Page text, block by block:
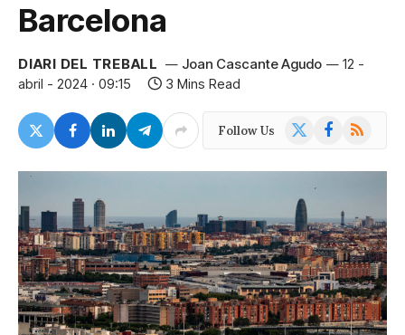
Barcelona
DIARI DEL TREBALL Joan Cascante Agudo
12 -
abril - 2024 · 09:15
3 Mins Read
Follow Us Facebook
RSS